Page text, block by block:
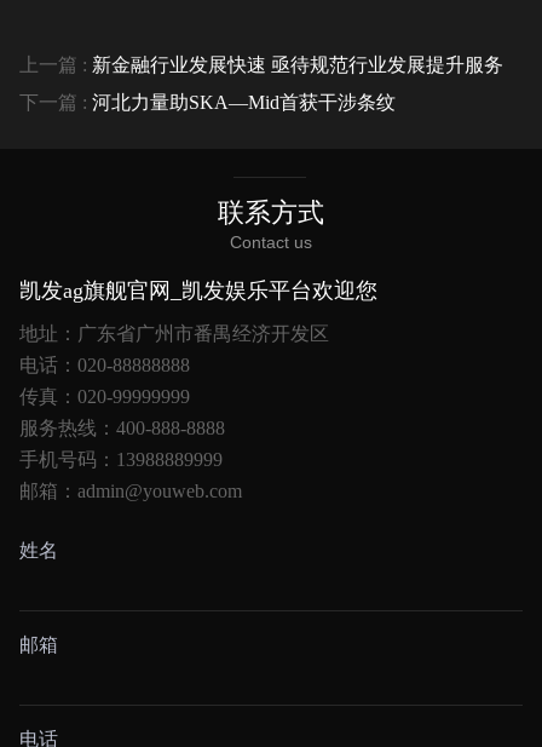
上一篇 : 新金融行业发展快速 亟待规范行业发展提升服务
下一篇 : 河北力量助SKA—Mid首获干涉条纹
联系方式
Contact us
凯发ag旗舰官网_凯发娱乐平台欢迎您
地址：广东省广州市番禺经济开发区
电话：020-88888888
传真：020-99999999
服务热线：400-888-8888
手机号码：13988889999
邮箱：admin@youweb.com
姓名
邮箱
电话